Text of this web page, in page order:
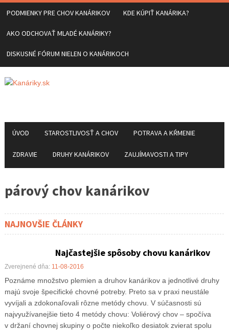
PODMIENKY PRE CHOV KANÁRIKOV KDE KÚPIŤ KANÁRIKA?
AKO ODCHOVAŤ MLADÉ KANÁRIKY?
DISKUSNÉ FÓRUM NIELEN O KANÁRIKOCH
ÚVOD STAROSTLIVOSŤ A CHOV POTRAVA A KŔMENIE
ZDRAVIE DRUHY KANÁRIKOV ZAUJÍMAVOSTI A TIPY
párový chov kanárikov
NAJNOVŠIE ČLÁNKY
Najčastejšie spôsoby chovu kanárikov
Zverejnené dňa: 11-08-2016
Poznáme množstvo plemien a druhov kanárikov a jednotlivé druhy
majú svoje špecifické chovné potreby. Preto sa v praxi neustále
vyvíjali a zdokonaľovali rôzne metódy chovu. V súčasnosti sú
najvyužívanejšie tieto 4 metódy chovu: Voliérový chov – spočíva
v držaní chovnej skupiny o počte niekoľko desiatok zvierat spolu